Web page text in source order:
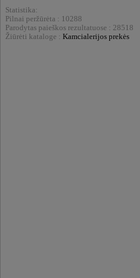
Statistika:
Pilnai peržūrėta : 10288
Parodytas paieškos rezultatuose : 28518
Žiūrėti kataloge : Kamcialerijos prekės